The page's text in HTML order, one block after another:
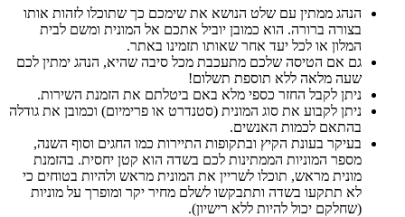
הנהג ממתין עם שלט הנושא את שימכם כך שתוכלו לזהות אותו
בצורה ברורה. הוא כמובן יוביל אתכם אל המונית ומשם לבית
המלון או לכל יעד אחר שאותו תזמינו באתר.
גם אם הטיסה שלכם מתעכבת מכל סיבה שהיא, הנהג ימתין לכם
שעה מלאה ללא תוספת תשלום!
ניתן לקבל החזר כספי מלא באם ביטלתם את הזמנת השירות.
ניתן לקבוע את סוג המונית (סטנדרט או פרימיום) וכמובן את גודלה
בהתאם לכמות האנשים.
בעיקר בעונת הקיץ ובתקופות התיירות כמו החגים וסוף השנה,
מספר המוניות הממתינות לכם בשדה הוא קטן יחסית. בהזמנת
מונית מראש, תוכלו לשריין את המונית מראש ולהיות בטוחים כי
לא תתקעו בשדה ותתבקשו לשלם מחיר יקר ומופרך על מוניות
(שחלקם יכול להיות ללא רישיון).